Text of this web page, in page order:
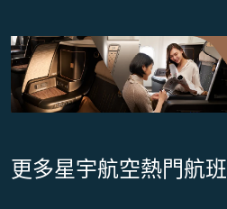
更多星宇航空熱門航班